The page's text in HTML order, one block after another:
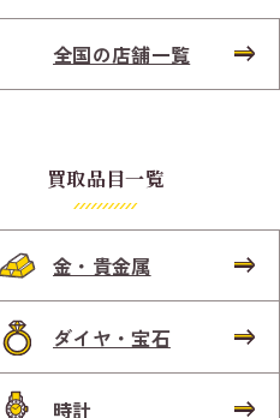
全国の店舗一覧
買取品目一覧
金・貴金属
ダイヤ・宝石
時計